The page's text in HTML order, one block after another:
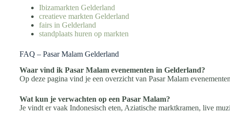
Ibizamarkten Gelderland
creatieve markten Gelderland
fairs in Gelderland
standplaats huren op markten
FAQ – Pasar Malam Gelderland
Waar vind ik Pasar Malam evenementen in Gelderland?
Op deze pagina vind je een overzicht van Pasar Malam
Wat kun je verwachten op een Pasar Malam?
Je vindt er vaak Indonesisch eten, Aziatische marktkramen, live